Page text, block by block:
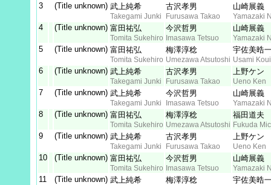
3 (Title unknown) 武上純希
Takegami Junki
古沢孝男
Furusawa Takao
山崎展義
Yamazaki
4 (Title unknown) 富田祐弘
Tomita Sukehiro
今沢哲男
Imasawa Tetsuo
山崎展義
Yamazaki
5 (Title unknown) 富田祐弘
Tomita Sukehiro
梅澤淳稔
Umezawa Atsutoshi
宇佐美晧
Usami
6 (Title unknown) 武上純希
Takegami Junki
古沢孝男
Furusawa Takao
上野ケン
Ueno Ken
7 (Title unknown) 武上純希
Takegami Junki
今沢哲男
Imasawa Tetsuo
山崎展義
Yamazaki
8 (Title unknown) 富田祐弘
Tomita Sukehiro
梅澤淳稔
Umezawa Atsutoshi
福田道夫
Fukuda
9 (Title unknown) 武上純希
Takegami Junki
古沢孝男
Furusawa Takao
上野ケン
Ueno Ken
10 (Title unknown) 富田祐弘
Tomita Sukehiro
今沢哲男
Imasawa Tetsuo
山崎展義
Yamazaki
11 (Title unknown) 武上純希 梅澤淳稔 宇佐美晧